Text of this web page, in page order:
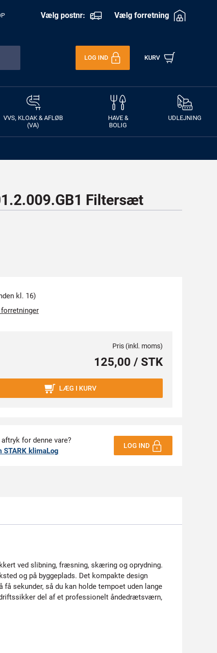
Vælg postnr: Vælg forretning
LOG IND KURV
VVS, KLOAK & AFLØB
(VA)
HAVE &
BOLIG
UDLEJNING
Filtersæt
kl. 16)
forretninger
Pris (inkl. moms)
125,00 / STK
LÆG I KURV
aftryk for denne vare?
STARK klimaLog
LOG IND
ved slibning, fræsning, skæring og oprydning.
og på byggeplads. Det kompakte design
sekunder, så du kan holde tempoet uden lange
del af et professionelt åndedrætsværn,